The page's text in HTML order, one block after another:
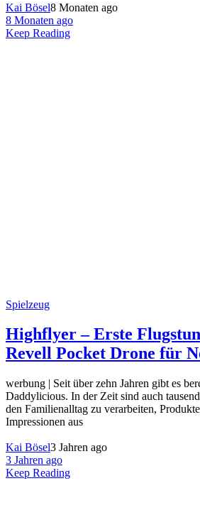
Kai Bösel8 Monaten ago
8 Monaten ago
Keep Reading
Spielzeug
Highflyer – Erste
Revell Pocket Drone für
werbung | Seit über zehn Jahren gibt es
Daddylicious. In der Zeit sind auch
den Familienalltag zu verarbeiten,
Impressionen aus
Kai Bösel3 Jahren ago
3 Jahren ago
Keep Reading